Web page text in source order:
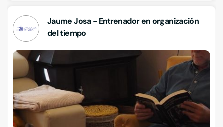
Jaume Josa - Entrenador en organización
del tiempo